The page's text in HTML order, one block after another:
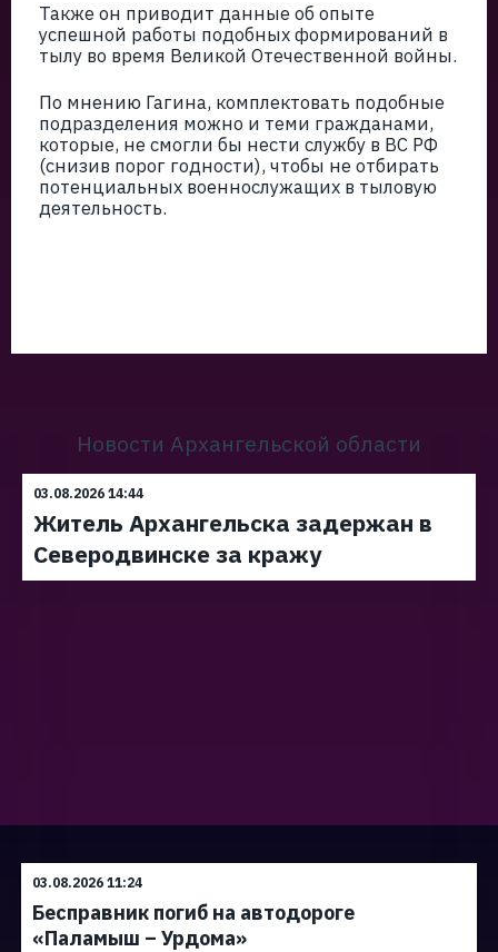
Также он приводит данные об опыте
успешной работы подобных формирований в
тылу во время Великой Отечественной войны.
По мнению Гагина, комплектовать подобные
подразделения можно и теми гражданами,
которые, не смогли бы нести службу в ВС РФ
(снизив порог годности), чтобы не отбирать
потенциальных военнослужащих в тыловую
деятельность.
Новости Архангельской области
03.08.2026 14:44
Житель Архангельска задержан в
Северодвинске за кражу
03.08.2026 11:24
Бесправник погиб на автодороге
«Паламыш – Урдома»